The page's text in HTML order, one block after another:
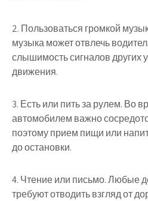
2. Пользоваться громкой
музыка может отвлечь
слышимость сигналов других
движения.
3. Есть или пить за рулем. Во
автомобилем важно
поэтому прием пищи или
до остановки.
4. Чтение или письмо. Любые
требуют отводить взгляд от